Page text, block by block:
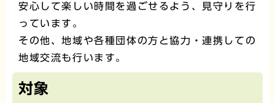
安心して楽しい時間を過ごせるよう、見守りを行
っています。
その他、地域や各種団体の方と協力・連携しての
地域交流も行います。
対象